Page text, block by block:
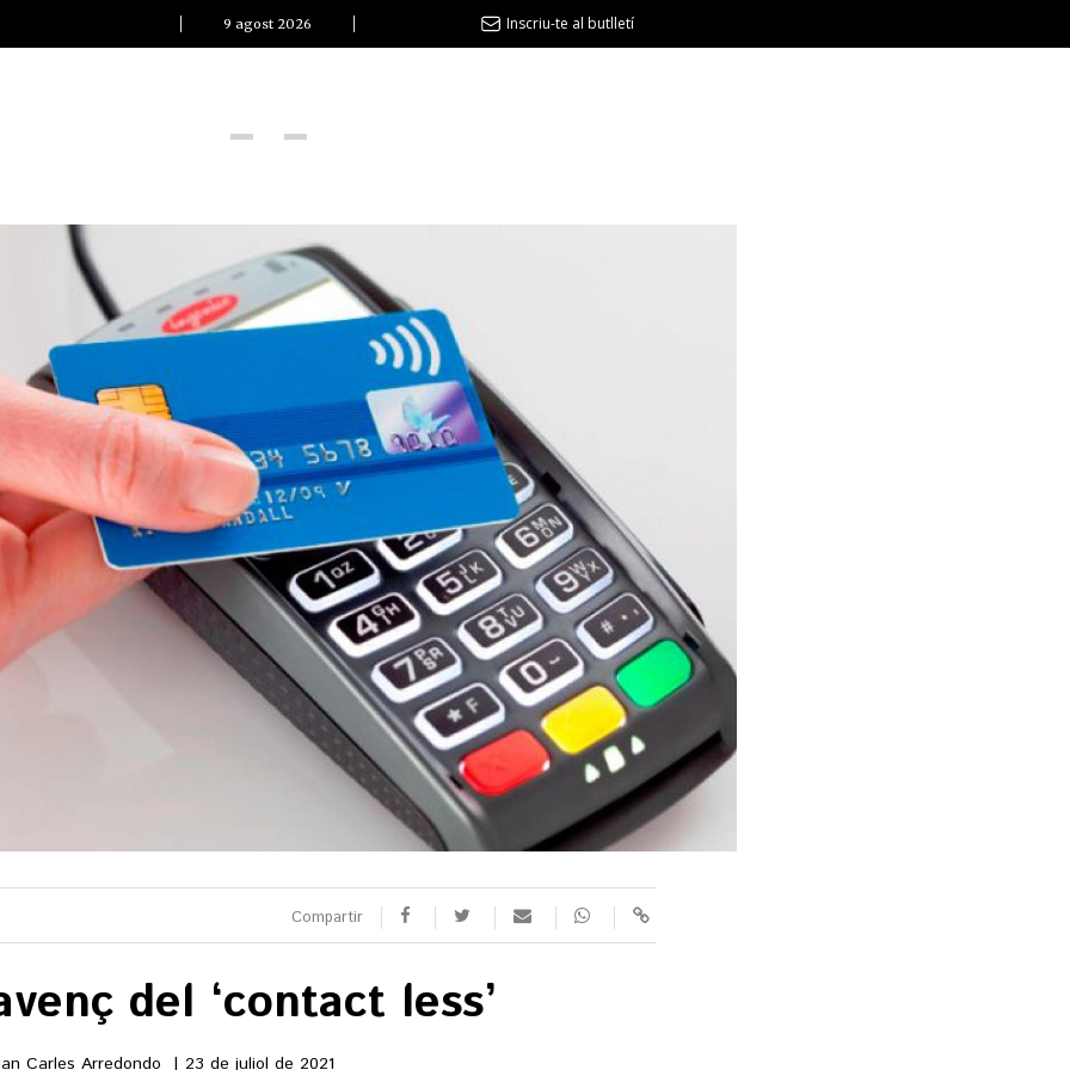
discogràfiques
Clàssic | ELS 3 TAMBORS
TEMÀTIQUES
patins
CULTURA
Arts escèniques
Cultura popular
Llibres
Calaix
Veure totes
SUPLEMENTS
Fotogaleries
9magazín
Agenda
Blogosfera
carta
9 agost 2026 Inscriu-te al butlletí
Compartir
del ‘contact less’
Carles Arredondo 23 de juliol de 2021